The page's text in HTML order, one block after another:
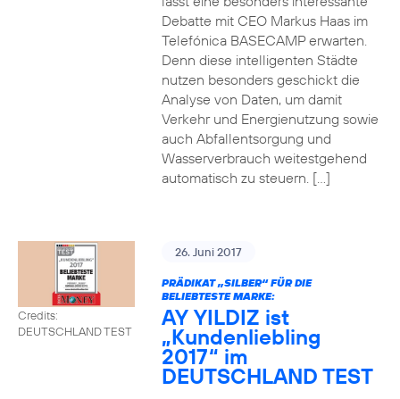
Debatte mit CEO Markus Haas im
Telefónica BASECAMP erwarten.
Denn diese intelligenten Städte
nutzen besonders geschickt die
Analyse von Daten, um damit
Verkehr und Energienutzung sowie
auch Abfallentsorgung und
Wasserverbrauch weitestgehend
automatisch zu steuern. […]
Credits:
DEUTSCHLAND TEST
26. Juni 2017
PRÄDIKAT „SILBER“ FÜR DIE
BELIEBTESTE MARKE:
AY YILDIZ ist
„Kundenliebling
2017“ im
DEUTSCHLAND TEST